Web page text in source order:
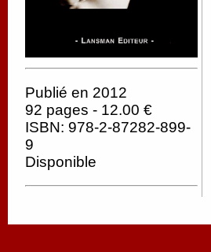
Publié en 2012
92 pages - 12.00 €
ISBN: 978-2-87282-899-
9
Disponible